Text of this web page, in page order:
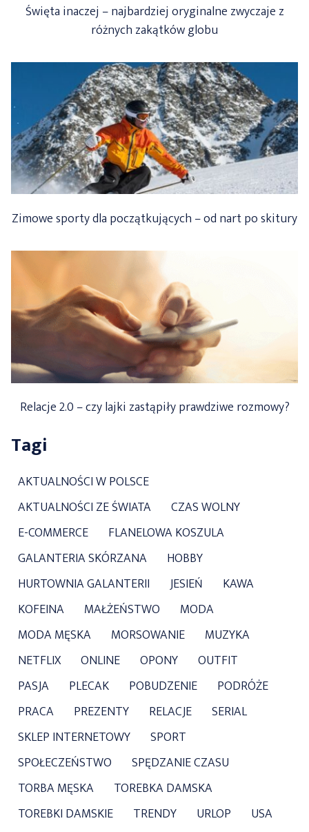
Święta inaczej – najbardziej oryginalne zwyczaje z
różnych zakątków globu
Zimowe sporty dla początkujących – od nart po skitury
Relacje 2.0 – czy lajki zastąpiły prawdziwe rozmowy?
Tagi
AKTUALNOŚCI W POLSCE
AKTUALNOŚCI ZE ŚWIATA
CZAS WOLNY
E-COMMERCE
FLANELOWA KOSZULA
GALANTERIA SKÓRZANA
HOBBY
HURTOWNIA GALANTERII
JESIEŃ
KAWA
KOFEINA
MAŁŻEŃSTWO
MODA
MODA MĘSKA
MORSOWANIE
MUZYKA
NETFLIX
ONLINE OPONY
OUTFIT
PASJA
PLECAK POBUDZENIE
PODRÓŻE
PRACA
PREZENTY RELACJE
SERIAL
SKLEP INTERNETOWY
SPORT
SPOŁECZEŃSTWO
SPĘDZANIE CZASU
TORBA MĘSKA
TOREBKA DAMSKA
TOREBKI DAMSKIE
TRENDY URLOP
USA